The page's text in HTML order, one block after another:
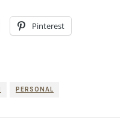
Pinterest
PERSONAL